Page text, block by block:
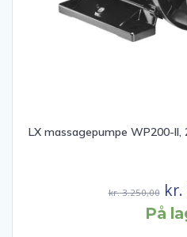
LX massagepumpe WP200-II,
kr.3.250,00 kr.
På